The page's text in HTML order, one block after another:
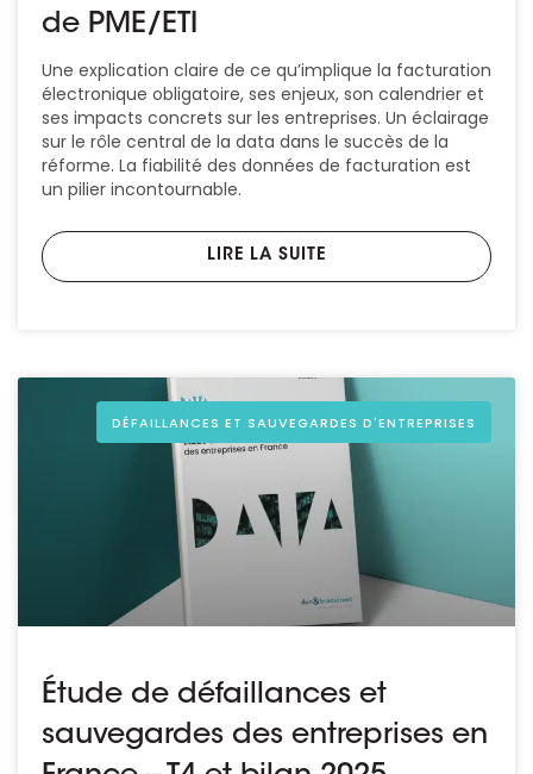
de PME/ETI
Une explication claire de ce qu’implique la facturation
électronique obligatoire, ses enjeux, son calendrier et
ses impacts concrets sur les entreprises. Un éclairage
sur le rôle central de la data dans le succès de la
réforme. La fiabilité des données de facturation est
un pilier incontournable.
LIRE LA SUITE
DÉFAILLANCES ET SAUVEGARDES D'ENTREPRISES
Étude de défaillances et
sauvegardes des entreprises en